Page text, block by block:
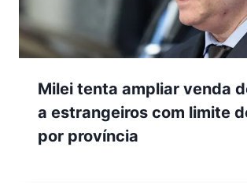
Milei tenta ampliar venda
a estrangeiros com limite
por província